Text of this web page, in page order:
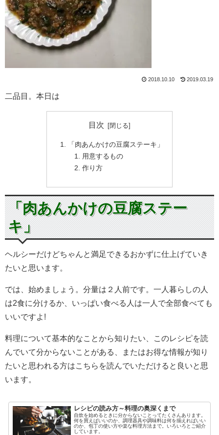
2018.10.10 2019.03.19
二品目。本日は
目次
「肉あんかけの豆腐ステーキ」
用意するもの
作り方
「肉あんかけの豆腐ステー
キ」
ヘルシーだけどちゃんと満足できるおかずに仕上げていき
たいと思います。
では、始めましょう。分量は２人前です。一人暮らしの人
は2食に分けるか、いっぱい食べる人は一人で全部食べても
いいですよ!
料理について基本的なことから知りたい、このレシピを読
んでいて分からないことがある、またはお得な情報が知り
たいと思われる方はこちらを読んでいただけると良いと思
います。
レシピの読み方～料理の奥深くまで
自炊を始めるときに分からないことってたくさんあります。
何を買えばいいのか、調理器具や調味料は何を揃えればいい
のか、包丁の使い方や楽な料理方法まで。いろいろとご紹介
しています。